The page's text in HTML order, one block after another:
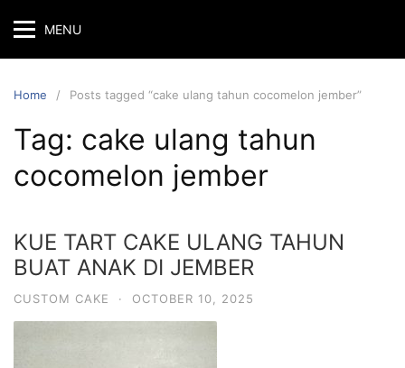
content
MENU
Home Posts tagged “cake ulang tahun cocomelon jember”
Tag: cake ulang tahun
cocomelon jember
KUE TART CAKE ULANG TAHUN
BUAT ANAK DI JEMBER
CUSTOM CAKE · OCTOBER 10, 2025